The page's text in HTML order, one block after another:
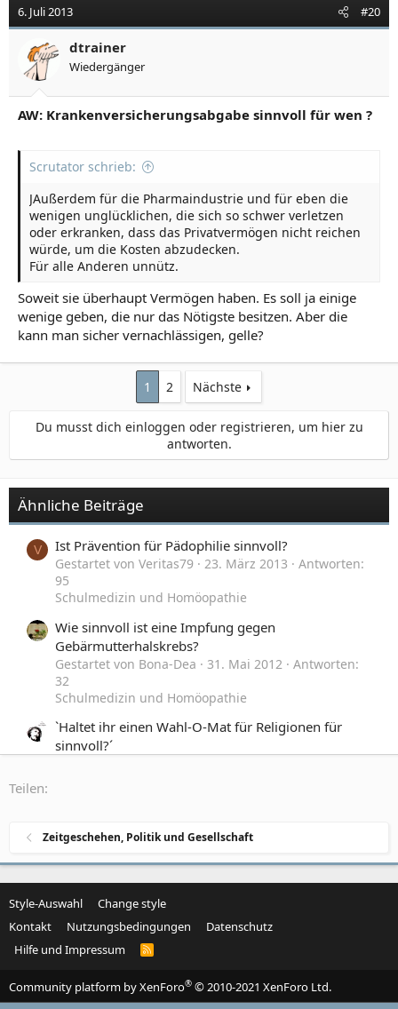
6. Juli 2013 #20
dtrainer
Wiedergänger
AW: Krankenversicherungsabgabe sinnvoll für wen ?
Scrutator schrieb:
JAußerdem für die Pharmaindustrie und für eben die
wenigen unglücklichen, die sich so schwer verletzen
oder erkranken, dass das Privatvermögen nicht reichen
würde, um die Kosten abzudecken.
Für alle Anderen unnütz.
Soweit sie überhaupt Vermögen haben. Es soll ja einige
wenige geben, die nur das Nötigste besitzen. Aber die
kann man sicher vernachlässigen, gelle?
1 2 Nächste
Du musst dich einloggen oder registrieren, um hier zu
antworten.
Ähnliche Beiträge
V Ist Prävention für Pädophilie sinnvoll?
Gestartet von Veritas79 23. März 2013
Antworten:
95
Schulmedizin und Homöopathie
Wie sinnvoll ist eine Impfung gegen
Gebärmutterhalskrebs?
Gestartet von Bona-Dea 31. Mai 2012
Antworten:
32
Schulmedizin und Homöopathie
`Haltet ihr einen Wahl-O-Mat für Religionen für
sinnvoll?´
Gestartet von Don 21. Oktober 2004
175
Teilen:
Zeitgeschehen, Politik und Gesellschaft
Style-Auswahl
Change style
Kontakt
Nutzungsbedingungen
Datenschutz
Hilfe und Impressum
R
Community platform by XenForo® © 2010-2021 XenForo Ltd.